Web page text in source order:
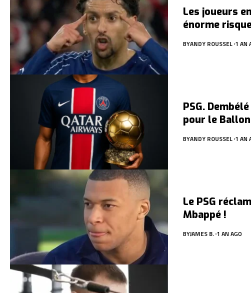
Les joueurs
énorme
BYANDY ROUSSEL 1 AN
PSG.
pour le Ballon
BYANDY ROUSSEL 1 AN
Le PSG
Mbappé !
BYJAMES B. 1 AN AGO